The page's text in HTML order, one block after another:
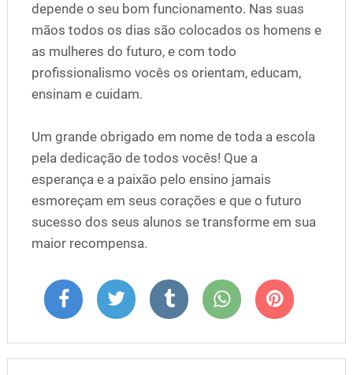
depende o seu bom funcionamento. Nas suas
mãos todos os dias são colocados os homens e
as mulheres do futuro, e com todo
profissionalismo vocês os orientam, educam,
ensinam e cuidam.
Um grande obrigado em nome de toda a escola
pela dedicação de todos vocês! Que a
esperança e a paixão pelo ensino jamais
esmoreçam em seus corações e que o futuro
sucesso dos seus alunos se transforme em sua
maior recompensa.